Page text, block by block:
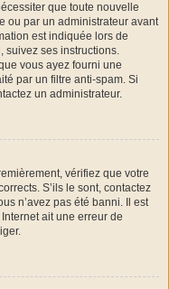
que toute nouvelle
ou par un administrateur avant
est indiquée lors de
suivez ses instructions.
vous ayez fourni une
par un filtre anti-spam. Si
un administrateur.
vérifiez que votre
S’ils le sont, contactez
n’avez pas été banni. Il est
ait une erreur de